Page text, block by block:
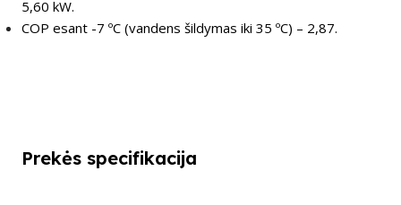
5,60 kW.
COP esant -7 ºC (vandens šildymas iki 35 ºС) – 2,87.
Prekės specifikacija